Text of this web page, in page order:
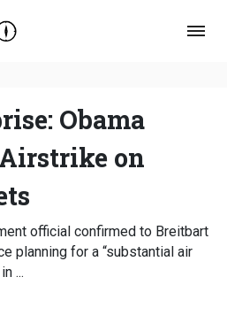
Obama
on
official confirmed to Breitbart
planning for a “substantial air
...